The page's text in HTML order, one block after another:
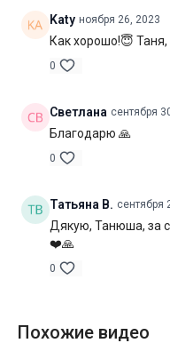
Специфика:стато-
направленности
Оборудование: может
Продолжительность:
Katy ноября 26, 2023
Как хорошо!😇
0
Светлана сентября
Благодарю 🙏
0
Татьяна В. сентября
Дякую, Танюша, за
❤️🙏
0
Похожие видео